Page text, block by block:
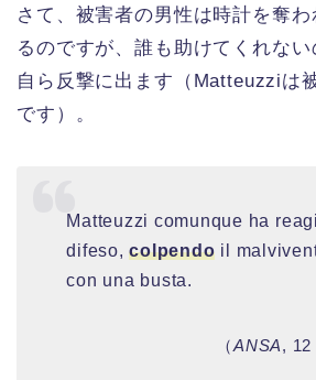
さて、被害者の男性は時計を奪
るのですが、誰も助けてくれない
自ら反撃に出ます（Matteuzziは
です）。
Matteuzzi comunque ha
difeso,colpendo il
con una
（ANSA, 12